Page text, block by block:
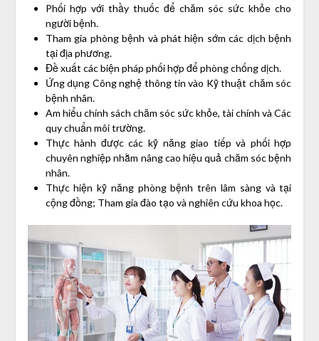
Phối hợp với thầy thuốc để chăm sóc sức khỏe cho
người bệnh.
Tham gia phòng bệnh và phát hiện sớm các dịch bệnh
tại địa phương.
Đề xuất các biện pháp phối hợp để phòng chống dịch.
Ứng dụng Công nghệ thông tin vào Kỹ thuật chăm sóc
bệnh nhân.
Am hiểu chính sách chăm sóc sức khỏe, tài chính và Các
quy chuẩn môi trường.
Thực hành được các kỹ năng giao tiếp và phối hợp
chuyên nghiệp nhằm nâng cao hiệu quả chăm sóc bệnh
nhân.
Thực hiện kỹ năng phòng bệnh trên lâm sàng và tại
cộng đồng; Tham gia đào tạo và nghiên cứu khoa học.